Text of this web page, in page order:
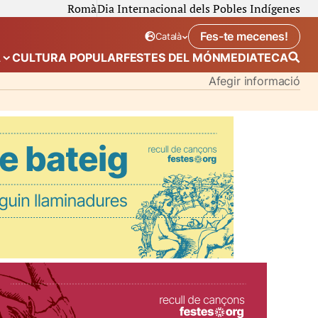
RomàDia Internacional dels Pobles Indígenes
Idioma seleccionat:
Català
. Canviar idiomaFes-te mecenes!
“Calendari”
Mostra el submenú de “Ecosistema”
CULTURA POPULARFESTES DEL MÓNMEDIATECA
Afegir informació